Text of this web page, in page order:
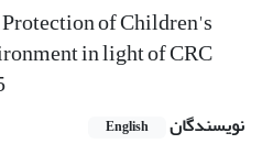
of Children's
in light of CRC
نویسندگان English